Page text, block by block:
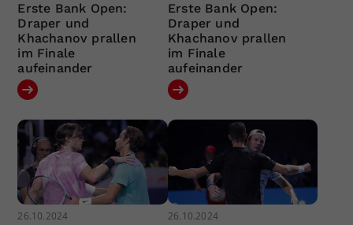
Erste Bank Open:
Draper und
Khachanov prallen
im Finale
aufeinander
Erste Bank Open:
Draper und
Khachanov prallen
im Finale
aufeinander
26.10.2024 26.10.2024